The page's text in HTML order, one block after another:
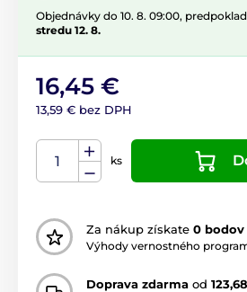
Objednávky do 10. 8. 09:00,
stredu 12. 8.
16,45 €
13,59 € bez DPH
ks
Za nákup získate 0 bodov
Výhody vernostného
Doprava zdarma od